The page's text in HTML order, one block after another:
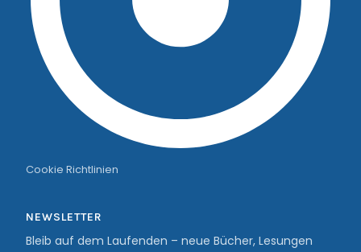
Cookie Richtlinien
NEWSLETTER
Bleib auf dem Laufenden – neue Bücher, Lesungen